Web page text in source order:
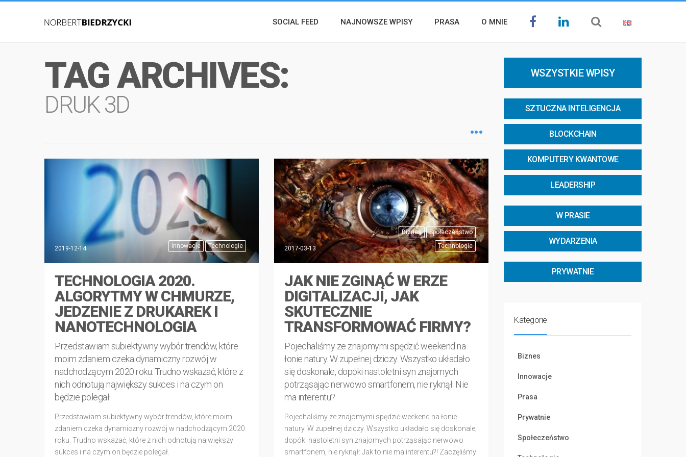
SOCIAL FEED NAJNOWSZE WPISY PRASA O MNIE
TAG ARCHIVES:
DRUK 3D
Innowacje Technologie
2019-12-14
TECHNOLOGIA 2020.
ALGORYTMY W CHMURZE,
JEDZENIE Z DRUKAREK I
NANOTECHNOLOGIA
Przedstawiam subiektywny wybór trendów, które
moim zdaniem czeka dynamiczny rozwój w
nadchodzącym 2020 roku. Trudno wskazać, które z
nich odnotują największy sukces i na czym on
będzie polegał.
Przedstawiam subiektywny wybór trendów, które moim
zdaniem czeka dynamiczny rozwój w nadchodzącym 2020
roku. Trudno wskazać, które z nich odnotują największy
sukces i na czym on będzie polegał.
Biznes
Społeczeństwo
Technologie
2017-03-13
JAK NIE ZGINĄĆ W ERZE
DIGITALIZACJI, JAK
SKUTECZNIE
TRANSFORMOWAĆ FIRMY?
Pojechaliśmy ze znajomymi spędzić weekend na
łonie natury. W zupełnej dziczy. Wszystko układało
się doskonale, dopóki nastoletni syn znajomych
potrząsając nerwowo smartfonem, nie ryknął: Nie
ma interentu?
Pojechaliśmy ze znajomymi spędzić weekend na łonie
natury. W zupełnej dziczy. Wszystko układało się doskonale,
dopóki nastoletni syn znajomych potrząsając nerwowo
smartfonem, nie ryknął: Jak to nie ma interentu?! Zaczęliśmy
WSZYSTKIE WPISY
SZTUCZNA INTELIGENCJA
BLOCKCHAIN
KOMPUTERY KWANTOWE
LEADERSHIP
W PRASIE
WYDARZENIA
PRYWATNIE
Kategorie
Biznes
Innowacje
Prasa
Prywatnie
Społeczeństwo